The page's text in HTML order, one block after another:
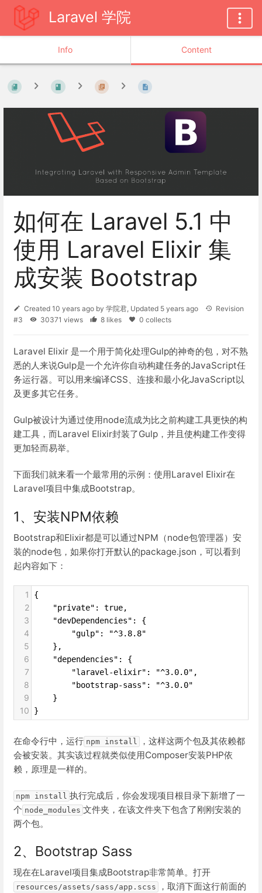
Laravel 学院
Info Content
如何在 Laravel 5.1 中
使用 Laravel Elixir 集
成安装 Bootstrap
Created 10 years ago by 学院君, Updated 5 years ago
Revision
#3
30371 views 8 likes 0 collects
Laravel Elixir 是一个用于简化处理Gulp的神奇的包，对不熟
悉的人来说Gulp是一个允许你自动构建任务的JavaScript任
务运行器。可以用来编译CSS、连接和最小化JavaScript以
及更多其它任务。
Gulp被设计为通过使用node流成为比之前构建工具更快的构
建工具，而Laravel Elixir封装了Gulp，并且使构建工作变得
更加轻而易举。
下面我们就来看一个最常用的示例：使用Laravel Elixir在
Laravel项目中集成Bootstrap。
1、安装NPM依赖
Bootstrap和Elixir都是可以通过NPM（node包管理器）安
装的node包，如果你打开默认的package.json，可以看到
起内容如下：
1 {
2
    "private": true,
3
    "devDependencies": {
4
        "gulp": "^3.8.8"
5
    },
6
    "dependencies": {
7
        "laravel-elixir": "^3.0.0",
8
        "bootstrap-sass": "^3.0.0"
9
    }
10 }
在命令行中，运行 npm install
，这样这两个包及其依赖都
会被安装。其实该过程就类似使用Composer安装PHP依
赖，原理是一样的。
npm install 执行完成后，你会发现项目根目录下新增了一
个 node_modules 文件夹，在该文件夹下包含了刚刚安装的
两个包。
2、Bootstrap Sass
现在在Laravel项目集成Bootstrap非常简单。打开
resources/assets/sass/app.scss
，取消下面这行前面的